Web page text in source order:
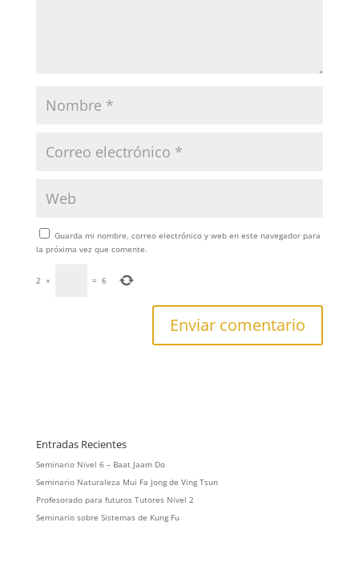
Guarda mi nombre, correo electrónico y web en este navegador para
la próxima vez que comente.
2 × = 6
Entradas Recientes
Seminario Nivel 6 – Baat Jaam Do
Seminario Naturaleza Mui Fa Jong de Ving Tsun
Profesorado para futuros Tutores Nivel 2
Seminario sobre Sistemas de Kung Fu